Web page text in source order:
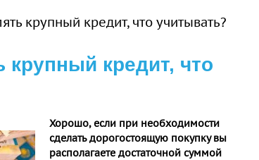
крупный кредит, что учитывать?
кредит, что
Хорошо, если при необходимости
сделать дорогостоящую покупку вы
располагаете достаточной суммой